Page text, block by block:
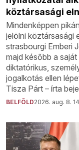
köztársasági
Mindenképpen
jelölni köztársasági
strasbourgi Emberi
majd később a
diktatórikus,
jogalkotás ellen
Tisza Párt – írta
BELFÖLD2026. aug. 8.